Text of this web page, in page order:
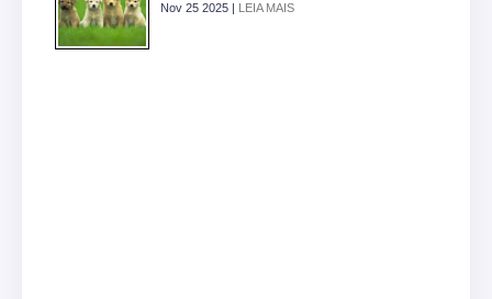
Nov 25 2025 | LEIA MAIS